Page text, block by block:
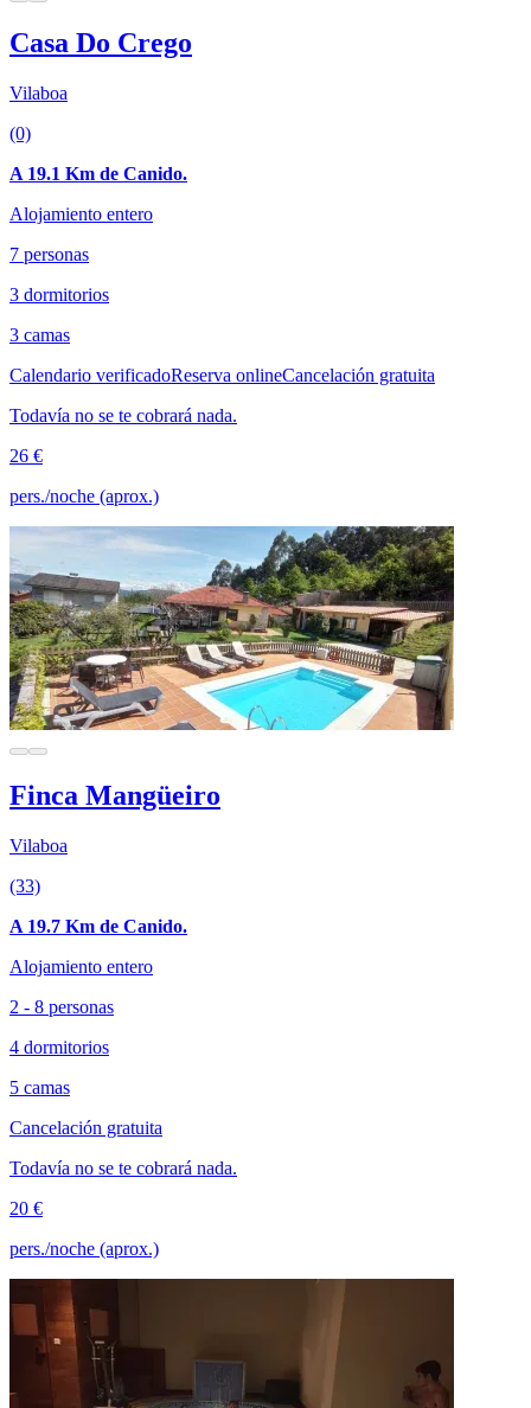
Casa Do Crego
Vilaboa
(0)
A 19.1 Km de Canido.
Alojamiento entero
7 personas
3 dormitorios
3 camas
Calendario verificadoReserva onlineCancelación gratuita
Todavía no se te cobrará nada.
26 €
pers./noche (aprox.)
Finca Mangüeiro
Vilaboa
(33)
A 19.7 Km de Canido.
Alojamiento entero
2 - 8 personas
4 dormitorios
5 camas
Cancelación gratuita
Todavía no se te cobrará nada.
20 €
pers./noche (aprox.)